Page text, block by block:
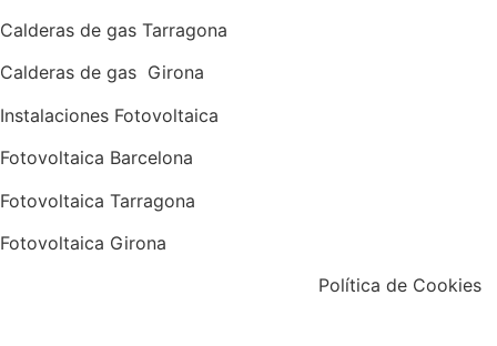
Calderas de gas Tarragona
Calderas de gas Girona
Instalaciones Fotovoltaica
Fotovoltaica Barcelona
Fotovoltaica Tarragona
Fotovoltaica Girona
Política de Cookies